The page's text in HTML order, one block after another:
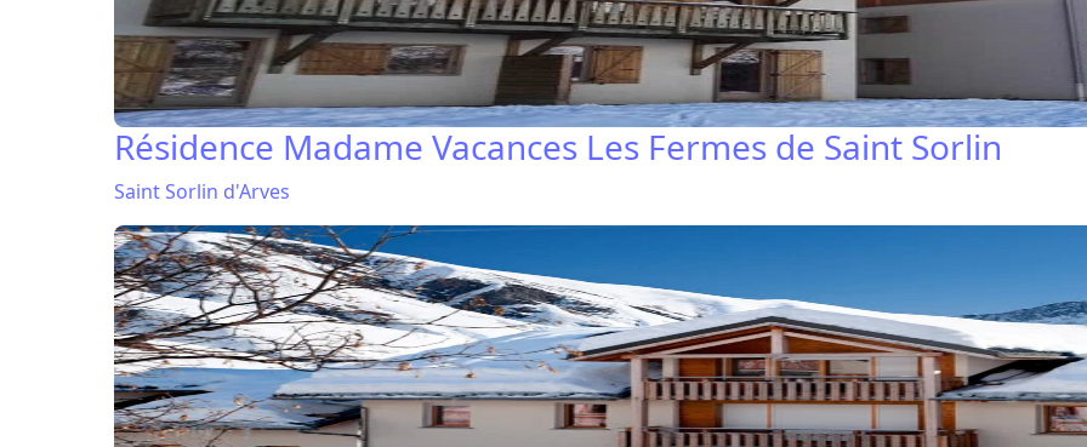
Résidence Madame Vacances Les Fermes de Saint Sorlin
Saint Sorlin d'Arves